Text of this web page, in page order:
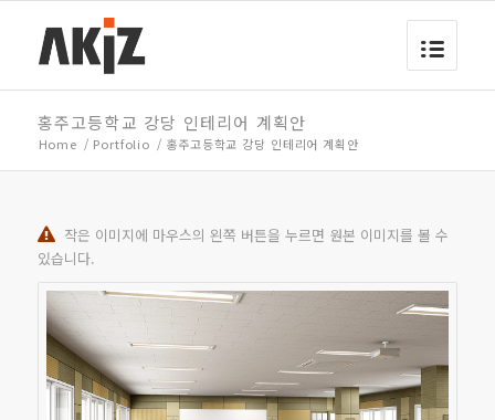
홍주고등학교 강당 인테리어 계획안
Home / Portfolio / 홍주고등학교 강당 인테리어 계획안
작은 이미지에 마우스의 왼쪽 버튼을 누르면 원본 이미지를 볼 수
있습니다.